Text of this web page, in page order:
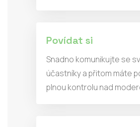
Povídat si
Snadno komunikujte se
účastníky a přitom máte
plnou kontrolu nad